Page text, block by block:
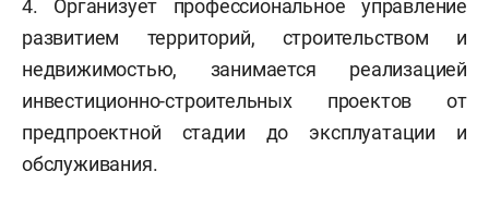
4. Организует профессиональное управление
развитием территорий, строительством и
недвижимостью, занимается реализацией
инвестиционно-строительных проектов от
предпроектной стадии до эксплуатации и
обслуживания.